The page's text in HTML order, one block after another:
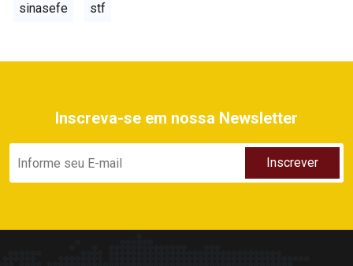
sinasefe stf
Inscreva-se em nossa Newsletter